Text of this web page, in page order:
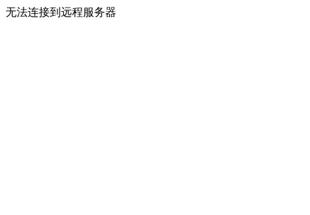
无法连接到远程服务器